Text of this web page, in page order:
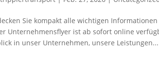
Sie kompakt alle wichtigen
Unternehmensflyer ist ab sofort online
in unser Unternehmen, unsere Leistungen...